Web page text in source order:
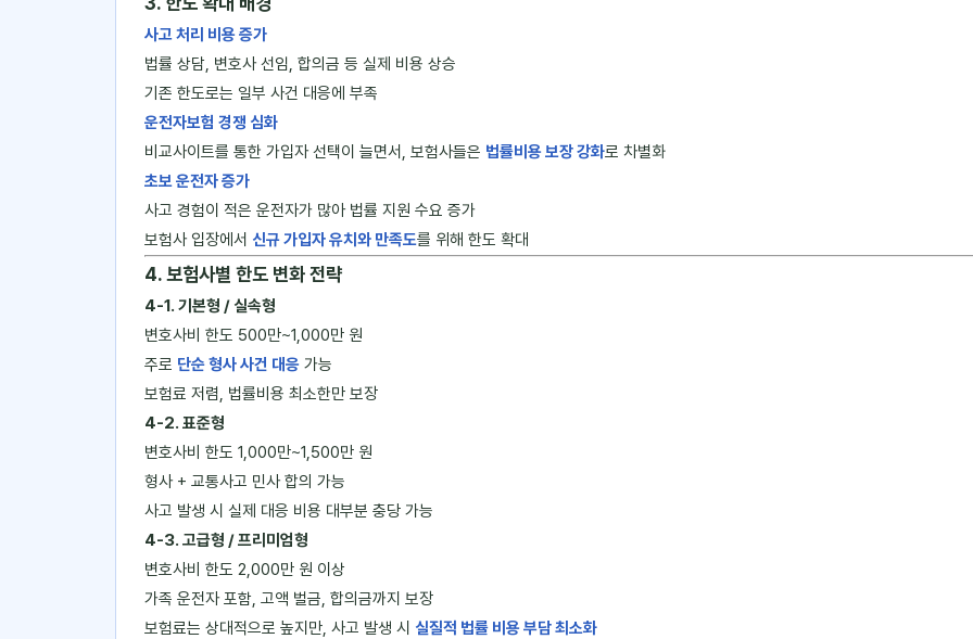
사고 처리 비용 증가
법률 상담, 변호사 선임, 합의금 등 실제 비용 상승
기존 한도로는 일부 사건 대응에 부족
운전자보험 경쟁 심화
비교사이트를 통한 가입자 선택이 늘면서, 보험사들은 법률비용 보장 강화로 차별화
초보 운전자 증가
사고 경험이 적은 운전자가 많아 법률 지원 수요 증가
보험사 입장에서 신규 가입자 유치와 만족도를 위해 한도 확대
4. 보험사별 한도 변화 전략
4-1. 기본형 / 실속형
변호사비 한도 500만~1,000만 원
주로 단순 형사 사건 대응 가능
보험료 저렴, 법률비용 최소한만 보장
4-2. 표준형
변호사비 한도 1,000만~1,500만 원
형사 + 교통사고 민사 합의 가능
사고 발생 시 실제 대응 비용 대부분 충당 가능
4-3. 고급형 / 프리미엄형
변호사비 한도 2,000만 원 이상
가족 운전자 포함, 고액 벌금, 합의금까지 보장
보험료는 상대적으로 높지만, 사고 발생 시 실질적 법률 비용 부담 최소화